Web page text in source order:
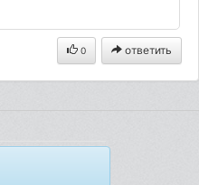
0 ответить